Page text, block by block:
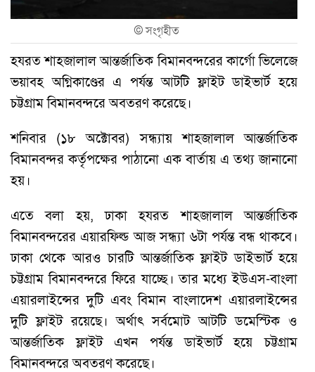
©সংগৃহীত
হযরত শাহজালাল আন্তর্জাতিক বিমানবন্দরের কার্গো ভিলেজে
ভয়াবহ অগ্নিকাণ্ডের এ পর্যন্ত আটটি ফ্লাইট ডাইভার্ট হয়ে
চট্টগ্রাম বিমানবন্দরে অবতরণ করেছে।
শনিবার (১৮ অক্টোবর) সন্ধ্যায় শাহজালাল আন্তর্জাতিক
বিমানবন্দর কর্তৃপক্ষের পাঠানো এক বার্তায় এ তথ্য জানানো
হয়।
এতে বলা হয়, ঢাকা হযরত শাহজালাল আন্তর্জাতিক
বিমানবন্দরের এয়ারফিল্ড আজ সন্ধ্যা ৬টা পর্যন্ত বন্ধ থাকবে।
ঢাকা থেকে আরও চারটি আন্তর্জাতিক ফ্লাইট ডাইভার্ট হয়ে
চট্টগ্রাম বিমানবন্দরে ফিরে যাচ্ছে। তার মধ্যে ইউএস-বাংলা
এয়ারলাইন্সের দুটি এবং বিমান বাংলাদেশ এয়ারলাইন্সের
দুটি ফ্লাইট রয়েছে। অর্থাৎ সর্বমোট আটটি ডমেস্টিক ও
আন্তর্জাতিক ফ্লাইট এখন পর্যন্ত ডাইভার্ট হয়ে চট্টগ্রাম
বিমানবন্দরে অবতরণ করেছে।